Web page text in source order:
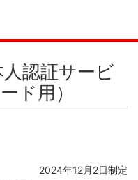
認証サービ
ド用）
2024年12月2日制定